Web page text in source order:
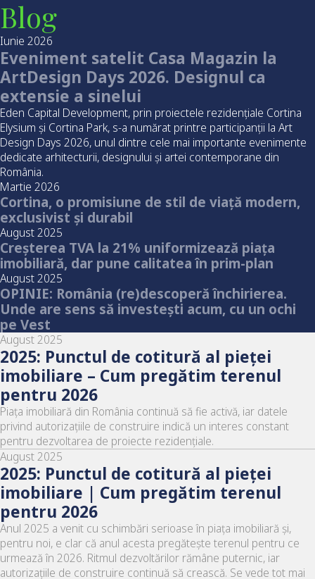
Blog
Iunie 2026
Eveniment satelit Casa Magazin la
ArtDesign Days 2026. Designul ca
extensie a sinelui
Eden Capital Development, prin proiectele rezidențiale Cortina
Elysium și Cortina Park, s-a numărat printre participanții la Art
Design Days 2026, unul dintre cele mai importante evenimente
dedicate arhitecturii, designului și artei contemporane din
România.
Martie 2026
Cortina, o promisiune de stil de viață modern,
exclusivist și durabil
August 2025
Creșterea TVA la 21% uniformizează piața
imobiliară, dar pune calitatea în prim-plan
August 2025
OPINIE: România (re)descoperă închirierea.
Unde are sens să investești acum, cu un ochi
pe Vest
August 2025
2025: Punctul de cotitură al pieței
imobiliare – Cum pregătim terenul
pentru 2026
Piața imobiliară din România continuă să fie activă, iar datele
privind autorizațiile de construire indică un interes constant
pentru dezvoltarea de proiecte rezidențiale.
August 2025
2025: Punctul de cotitură al pieţei
imobiliare | Cum pregătim terenul
pentru 2026
Anul 2025 a venit cu schimbări serioase în piața imobiliară și,
pentru noi, e clar că anul acesta pregătește terenul pentru ce
urmează în 2026. Ritmul dezvoltărilor rămâne puternic, iar
autorizațiile de construire continuă să crească. Se vede tot mai